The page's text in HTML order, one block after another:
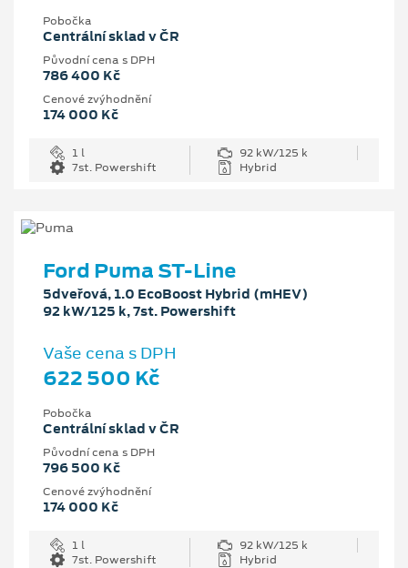
Pobočka
Centrální sklad v ČR
Původní cena s DPH
786 400 Kč
Cenové zvýhodnění
174 000 Kč
1 l
92 kW/125 k
7st. Powershift
Hybrid
Ford Puma ST-Line
5dveřová, 1.0 EcoBoost Hybrid (mHEV)
92 kW/125 k, 7st. Powershift
Vaše cena s DPH
622 500 Kč
Pobočka
Centrální sklad v ČR
Původní cena s DPH
796 500 Kč
Cenové zvýhodnění
174 000 Kč
1 l
92 kW/125 k
7st. Powershift
Hybrid